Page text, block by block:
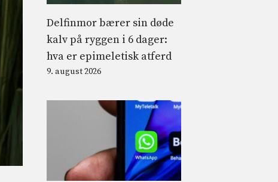
Delfinmor bærer sin døde
kalv på ryggen i 6 dager:
hva er epimeletisk atferd
9. august 2026